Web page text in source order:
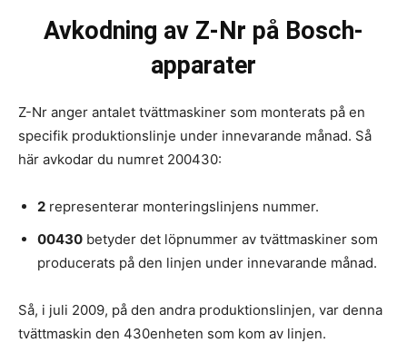
Avkodning av Z-Nr på Bosch-
apparater
Z-Nr anger antalet tvättmaskiner som monterats på en
specifik produktionslinje under innevarande månad. Så
här avkodar du numret 200430:
2 representerar monteringslinjens nummer.
00430 betyder det löpnummer av tvättmaskiner som
producerats på den linjen under innevarande månad.
Så, i juli 2009, på den andra produktionslinjen, var denna
tvättmaskin den 430enheten som kom av linjen.